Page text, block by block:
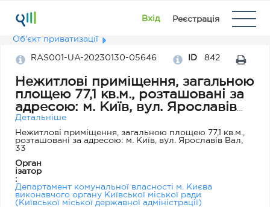
Вхід Реєстрація
Об'єкт приватизації
RAS001-UA-20230130-05646 ID 842
Нежитлові приміщення, загальною
площею 77,1 кв.м., розташовані за
адресою: м. Київ, вул. Ярославів
Вал, 33
Детальніше
Нежитлові приміщення, загальною площею 77,1 кв.м.,
розташовані за адресою: м. Київ, вул. Ярославів Вал,
33
Орган
ізатор
:
Департамент комунальної власності м. Києва
виконавчого органу Київської міської ради
(Київської міської державної адміністрації)